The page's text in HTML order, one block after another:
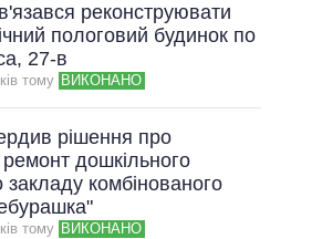
реконструювати
пологовий будинок по
27-в
тому ВИКОНАНО
рішення про
ремонт дошкільного
закладу комбінованого
тому ВИКОНАНО